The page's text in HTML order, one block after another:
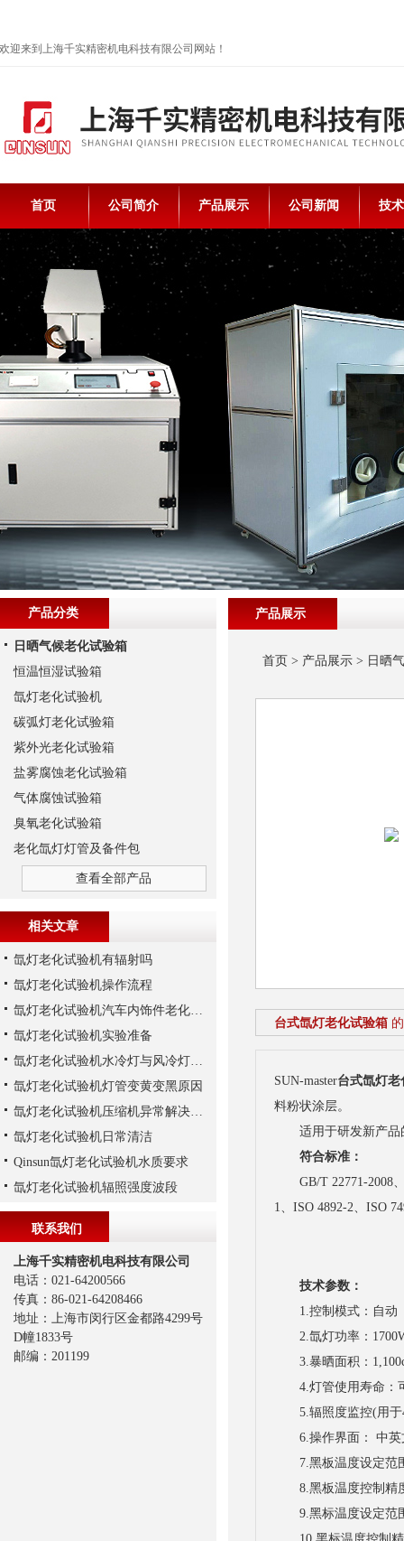
欢迎来到上海千实精密机电科技有限公司网站！
首页 公司简介 产品展示 公司新闻 技
产品展示
首页 > 产品展示> 日晒
台式氙灯老化试验箱
SUN-master台式氙灯老
料粉状涂层。
适用于研发新产品的
符合标准：
GB/T 22771-2008、
1、ISO 4892-2、ISO
技术参数：
1.控制模式：自动
2.氙灯功率：
3.暴晒面积：
4.灯管使用寿命：
5.辐照度监控(用于
6.操作界面： 中英
7.黑板温度设定范
8.黑板温度控制精
9.黑标温度设定范
产品分类
日晒气候老化试验箱
恒温恒湿试验箱
氙灯老化试验机
碳弧灯老化试验箱
紫外光老化试验箱
盐雾腐蚀老化试验箱
气体腐蚀试验箱
臭氧老化试验箱
老化氙灯灯管及备件包
查看全部产品
相关文章
氙灯老化试验机有辐射吗
氙灯老化试验机操作流程
氙灯老化试验机汽车内饰件老化实验注意事项
氙灯老化试验机实验准备
氙灯老化试验机水冷灯与风冷灯的区别
氙灯老化试验机灯管变黄变黑原因
氙灯老化试验机压缩机异常解决方法
氙灯老化试验机日常清洁
Qinsun氙灯老化试验机水质要求
氙灯老化试验机辐照强度波段
联系我们
上海千实精密机电科技有限公司
电话：021-64200566
传真：86-021-64208466
地址：上海市闵行区金都路4299号
D幢1833号
邮编：201199